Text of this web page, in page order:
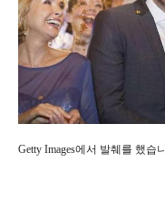
Getty Images에서 발췌를 했습